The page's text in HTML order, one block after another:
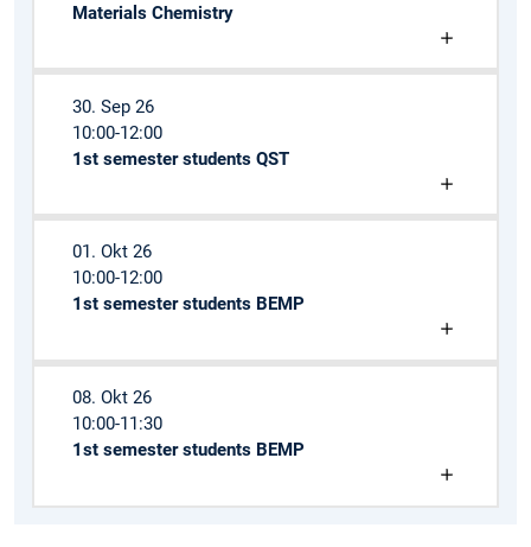
Materials Chemistry
30. Sep 26
10:00-12:00
1st semester students QST
01. Okt 26
10:00-12:00
1st semester students BEMP
08. Okt 26
10:00-11:30
1st semester students BEMP